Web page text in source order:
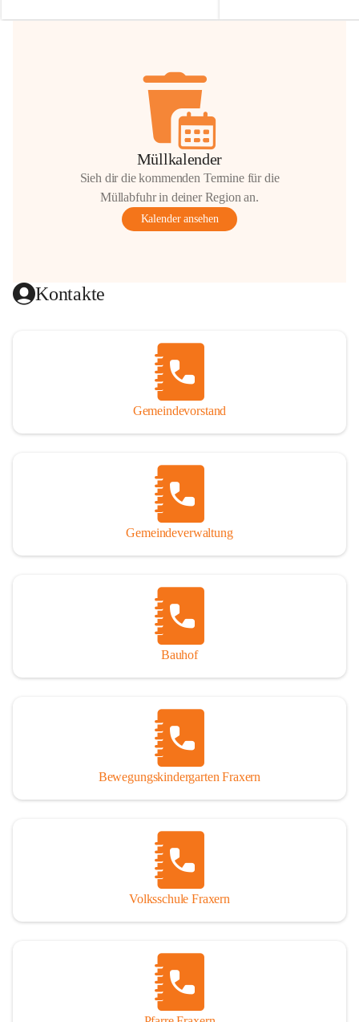
Hilfsbereitschaft!
Müllkalender
Sieh dir die kommenden Termine für die
Müllabfuhr in deiner Region an.
Kalender ansehen
Kontakte
Gemeindevorstand
Gemeindeverwaltung
Bauhof
Bewegungskindergarten Fraxern
Volksschule Fraxern